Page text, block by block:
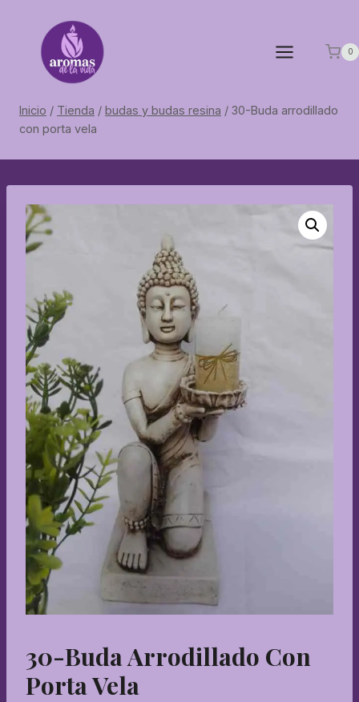
contenido
0
Inicio / Tienda / budas y budas resina / 30-Buda arrodillado
con porta vela
30-Buda Arrodillado Con
Porta Vela